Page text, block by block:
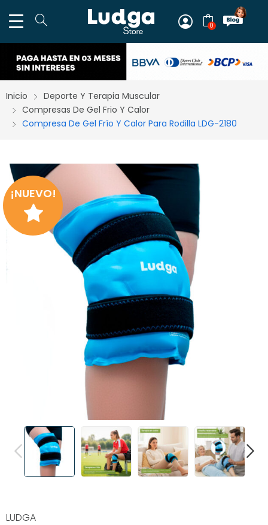
0
Inicio
Deporte Y Terapia Muscular
Compresas De Gel Frio Y Calor
Compresa De Gel Frío Y Calor Para Rodilla LDG-2180
¡NUEVO!
PREVIOUS NEXT
LUDGA